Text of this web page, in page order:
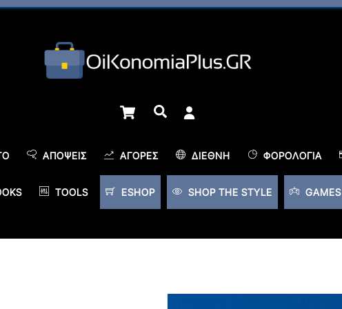
Cart Αναζήτηση
ΑΠΌΨΕΙΣ ΑΓΟΡΈΣ ΔΙΕΘΝΉ ΦΟΡΟΛΟΓΊΑ
TOOLS ESHOP SHOP THE STYLE GAMES